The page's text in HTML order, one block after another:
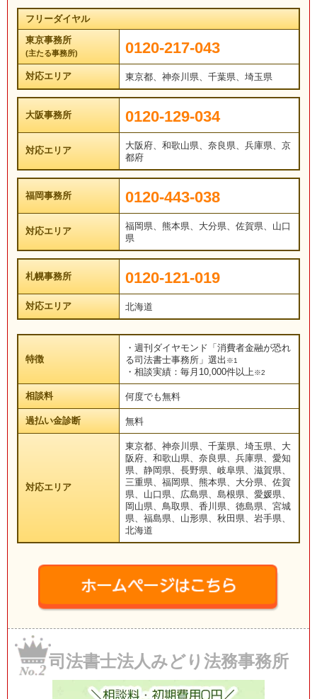
フリーダイヤル
東京事務所
(主たる事務所) 0120-217-043
対応エリア 東京都、神奈川県、千葉県、埼玉県
大阪事務所 0120-129-034
対応エリア
大阪府、和歌山県、奈良県、兵庫県、京
都府
福岡事務所 0120-443-038
対応エリア
福岡県、熊本県、大分県、佐賀県、山口
県
札幌事務所 0120-121-019
対応エリア 北海道
特徴
・週刊ダイヤモンド「消費者金融が恐れ
る司法書士事務所」選出 ※1
・相談実績：毎月10,000件以上※2
相談料 何度でも無料
過払い金診断 無料
対応エリア
東京都、神奈川県、千葉県、埼玉県、大
阪府、和歌山県、奈良県、兵庫県、愛知
県、静岡県、長野県、岐阜県、滋賀県、
三重県、福岡県、熊本県、大分県、佐賀
県、山口県、広島県、島根県、愛媛県、
岡山県、鳥取県、香川県、徳島県、宮城
県、福島県、山形県、秋田県、岩手県、
北海道
司法書士法人みどり法務事務所